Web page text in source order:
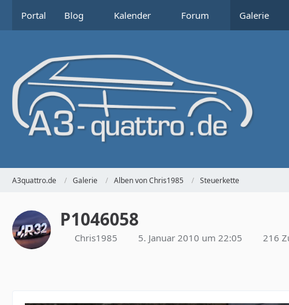
Portal Blog Kalender Forum Galerie
A3quattro.de Galerie Alben von Chris1985 Steuerkette
P1046058
Chris1985 5. Januar 2010 um 22:05 216